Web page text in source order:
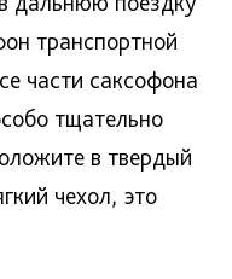
транспортной
части саксофона
тщательно
в твердый
чехол, это